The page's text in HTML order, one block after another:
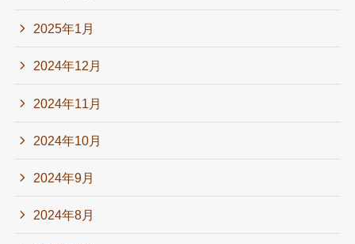
2025年1月
2024年12月
2024年11月
2024年10月
2024年9月
2024年8月